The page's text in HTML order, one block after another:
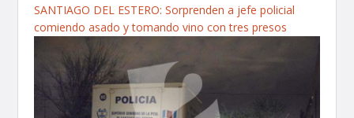
SANTIAGO DEL ESTERO: Sorprenden a jefe policial
comiendo asado y tomando vino con tres presos